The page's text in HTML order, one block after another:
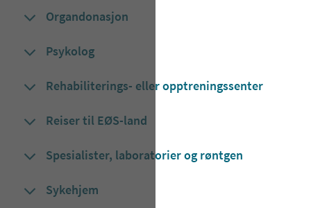
Organdonasjon
Psykolog
​​​​​Rehabiliterings- eller opptreningssenter​
Reiser til EØS-land
Spesialister, laboratorier og røntgen
​​​​​​Sykehjem